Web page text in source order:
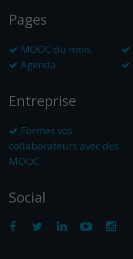
Pages
MOOC du mois
Agenda
Entreprise
Formez vos
collaborateurs avec des
MOOC
Social